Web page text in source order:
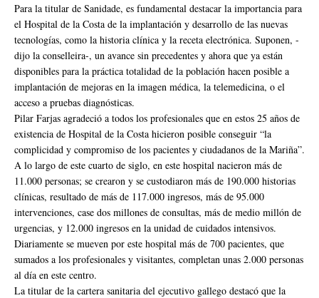
Para la titular de Sanidade, es fundamental destacar la importancia para
el Hospital de la Costa de la implantación y desarrollo de las nuevas
tecnologías, como la historia clínica y la receta electrónica. Suponen, -
dijo la conselleira-, un avance sin precedentes y ahora que ya están
disponibles para la práctica totalidad de la población hacen posible a
implantación de mejoras en la imagen médica, la telemedicina, o el
acceso a pruebas diagnósticas.
Pilar Farjas agradeció a todos los profesionales que en estos 25 años de
existencia de Hospital de la Costa hicieron posible conseguir “la
complicidad y compromiso de los pacientes y ciudadanos de la Mariña”.
A lo largo de este cuarto de siglo, en este hospital nacieron más de
11.000 personas; se crearon y se custodiaron más de 190.000 historias
clínicas, resultado de más de 117.000 ingresos, más de 95.000
intervenciones, case dos millones de consultas, más de medio millón de
urgencias, y 12.000 ingresos en la unidad de cuidados intensivos.
Diariamente se mueven por este hospital más de 700 pacientes, que
sumados a los profesionales y visitantes, completan unas 2.000 personas
al día en este centro.
La titular de la cartera sanitaria del ejecutivo gallego destacó que la